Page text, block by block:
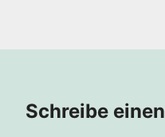
Schreibe